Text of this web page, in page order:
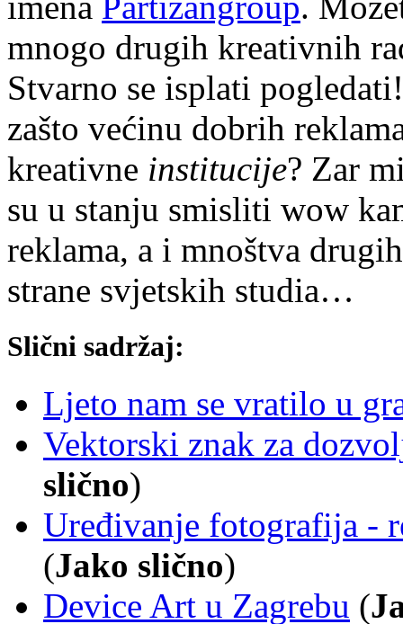
mnogo drugih kreativnih
Stvarno se isplati
zašto većinu dobrih
kreativne institucije? Zar
su u stanju smisliti wow
reklama, a i mnoštva
strane svjetskih studia…
Slični sadržaj:
Ljeto nam se vratilo u
Vektorski znak za
slično)
Uređivanje fotografija -
(Jako slično)
Device Art u Zagrebu (